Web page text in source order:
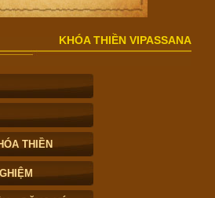
KHÓA THIỀN VIPASSANA
THIỀN